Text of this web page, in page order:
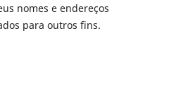
nomes e endereços
para outros fins.